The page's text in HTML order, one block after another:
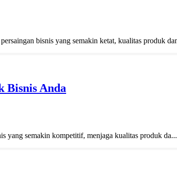
bisnis yang semakin ketat, kualitas produk
Bisnis Anda
yang semakin kompetitif, menjaga kualitas produk da...